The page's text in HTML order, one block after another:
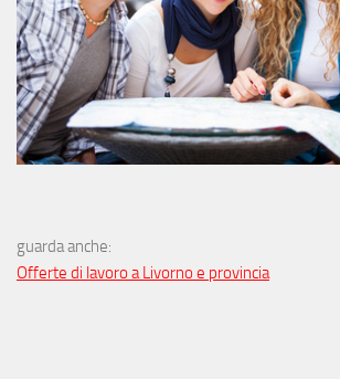
guarda anche:
Offerte di lavoro a Livorno e provincia